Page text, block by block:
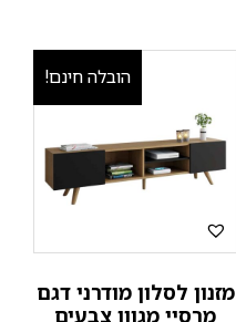
הובלה חינם!
מזנון לסלון מודרני דגם
מרסיי מגוון צבעים